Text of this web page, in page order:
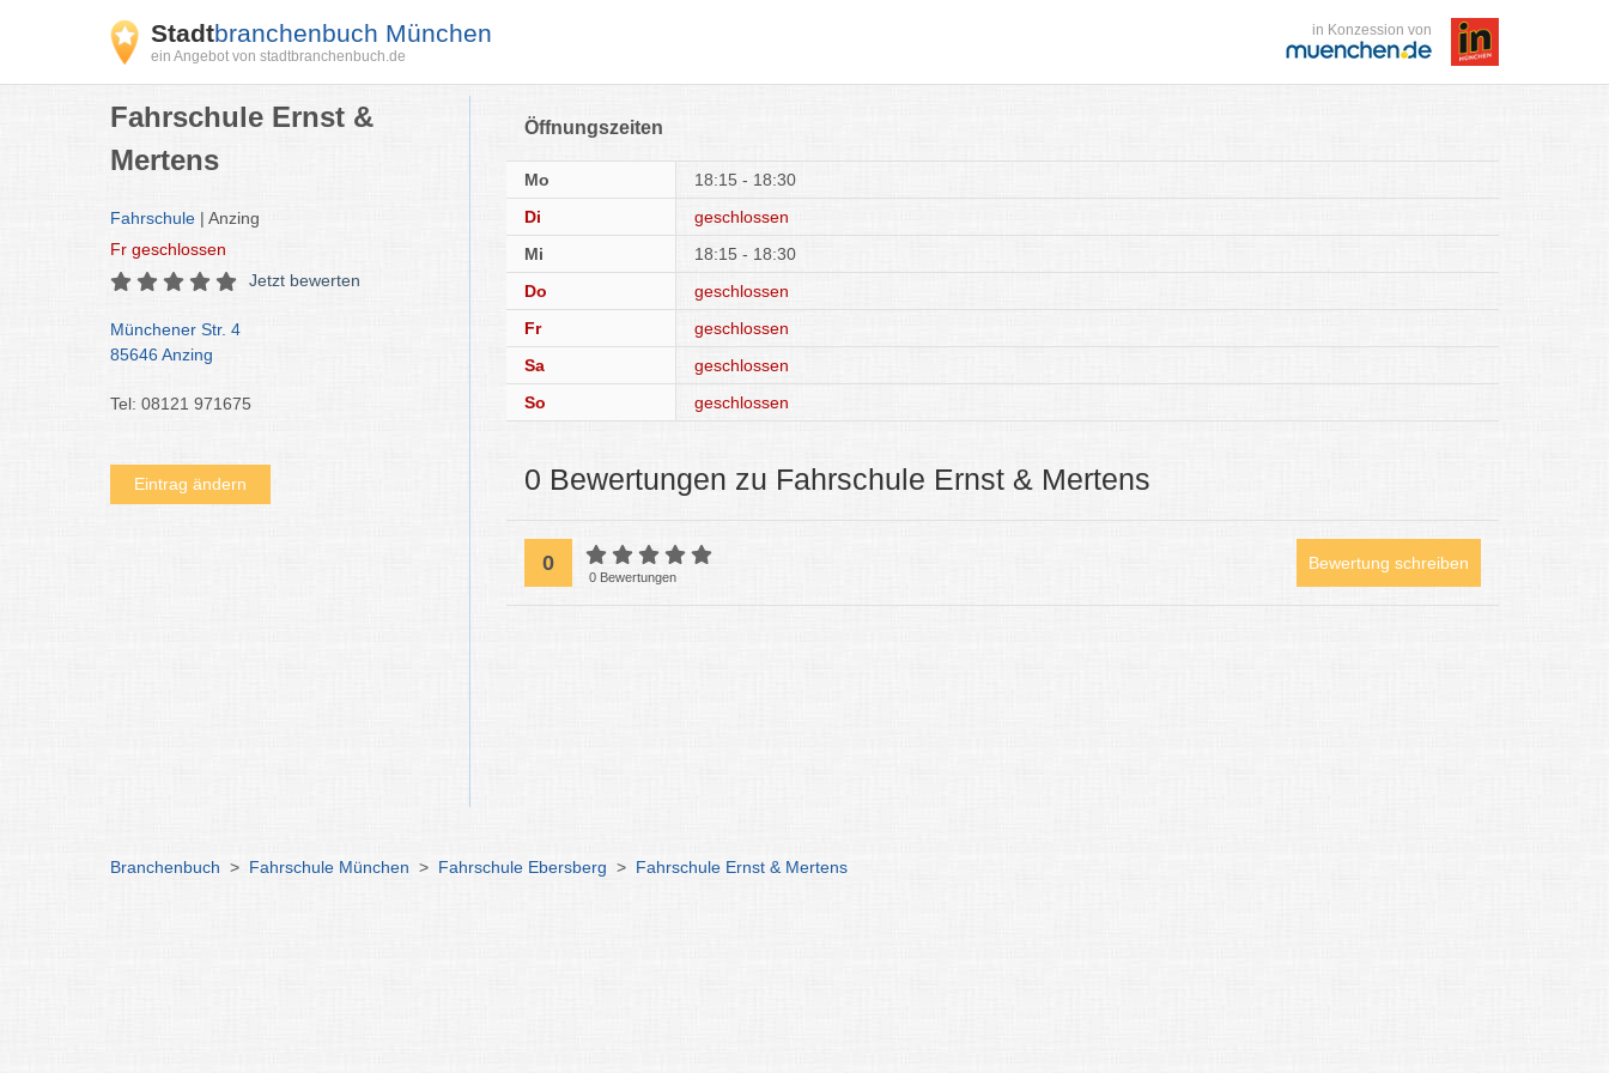
Stadtbranchenbuch München
ein Angebot von stadtbranchenbuch.de
in Konzession von
Fahrschule Ernst &
Mertens
Fahrschule | Anzing
Fr geschlossen
Jetzt bewerten
Münchener Str. 4
85646 Anzing
Tel: 08121 971675
Eintrag ändern
Öffnungszeiten
Mo
18:15 - 18:30
Di
geschlossen
Mi
18:15 - 18:30
Do
geschlossen
Fr
geschlossen
Sa
geschlossen
So
geschlossen
0 Bewertungen zu Fahrschule Ernst & Mertens
0
0 Bewertungen
Bewertung schreiben
Branchenbuch > Fahrschule München > Fahrschule Ebersberg > Fahrschule Ernst & Mertens